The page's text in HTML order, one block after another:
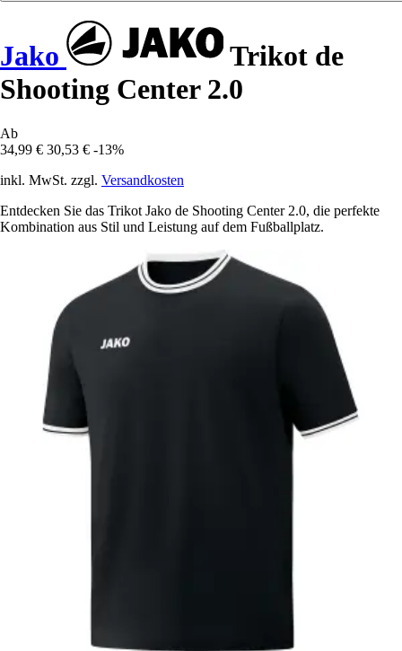
Jako
Trikot de
Shooting Center 2.0
Ab
34,99 € 30,53 € -13%
inkl. MwSt. zzgl. Versandkosten
Entdecken Sie das Trikot Jako de Shooting Center 2.0, die perfekte
Kombination aus Stil und Leistung auf dem Fußballplatz.